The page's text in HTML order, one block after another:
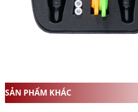
SẢN PHẨM KHÁC